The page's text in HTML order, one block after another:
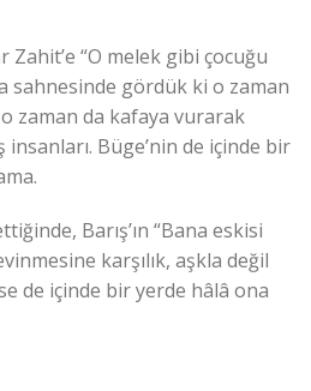
Zahit’e “O melek gibi çocuğu
sahnesinde gördük ki o zaman
zaman da kafaya vurarak
Büge’nin de içinde bir
Barış’ın “Bana eskisi
karşılık, aşkla değil
de içinde bir yerde hâlâ ona